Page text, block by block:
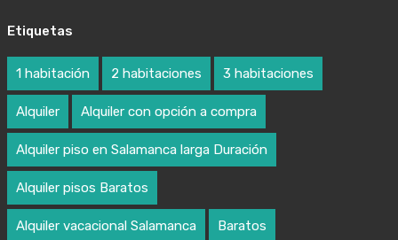
Etiquetas
1 habitación 2 habitaciones 3 habitaciones
Alquiler Alquiler con opción a compra
Alquiler piso en Salamanca larga Duración
Alquiler pisos Baratos
Alquiler vacacional Salamanca Baratos